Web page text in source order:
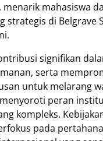
mahasiswa
strategis di Belgrave
signifikan
serta
untuk melarang
peran
kompleks.
pada